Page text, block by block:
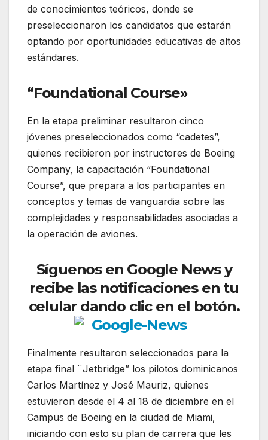
de conocimientos teóricos, donde se
preseleccionaron los candidatos que estarán
optando por oportunidades educativas de altos
estándares.
“Foundational Course»
En la etapa preliminar resultaron cinco
jóvenes preseleccionados como “cadetes”,
quienes recibieron por instructores de Boeing
Company, la capacitación “Foundational
Course”, que prepara a los participantes en
conceptos y temas de vanguardia sobre las
complejidades y responsabilidades asociadas a
la operación de aviones.
Síguenos en Google News y
recibe las notificaciones en tu
celular dando clic en el botón.
Finalmente resultaron seleccionados para la
etapa final ¨Jetbridge” los pilotos dominicanos
Carlos Martínez y José Mauriz, quienes
estuvieron desde el 4 al 18 de diciembre en el
Campus de Boeing en la ciudad de Miami,
iniciando con esto su plan de carrera que les